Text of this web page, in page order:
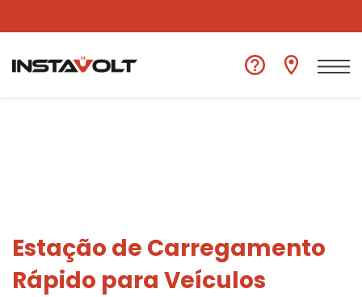
Ver outra localização
Estação de Carregamento
Rápido para Veículos